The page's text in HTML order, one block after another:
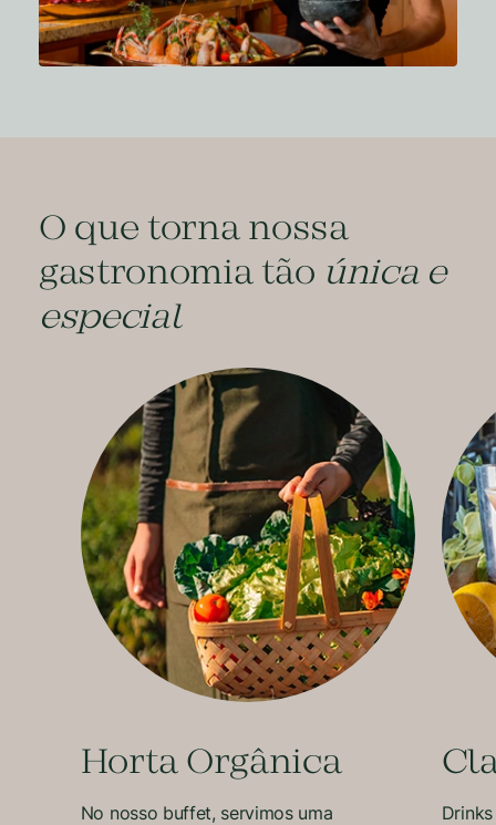
O que torna nossa
gastronomia tão única e
especial
Horta Orgânica
No nosso buffet, servimos uma